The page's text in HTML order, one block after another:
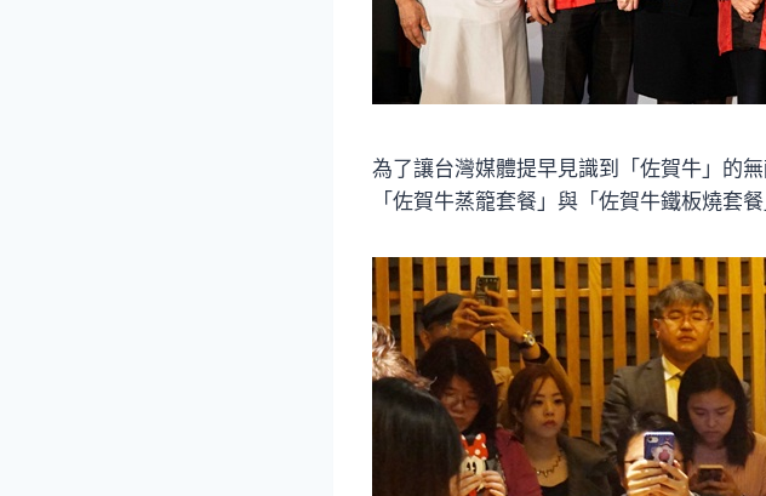
為了讓台灣媒體提早見識到「佐賀牛」的
「佐賀牛蒸籠套餐」與「佐賀牛鐵板燒套